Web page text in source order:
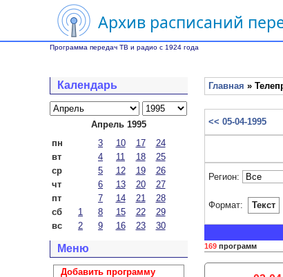
Архив расписаний
Программа передач ТВ и радио с 1924 года
Календарь
Апрель 1995
пн
3 10 17
24
вт
4 11 18
25
ср
5 12 19
26
чт
6 13 20
27
пт
7 14 21
28
сб
1 8 15 22
29
вс
2 9 16 23 30
Меню
Добавить программу
Главная »
<< 05-04-1995
Регион:
Формат: Текст
169 программ